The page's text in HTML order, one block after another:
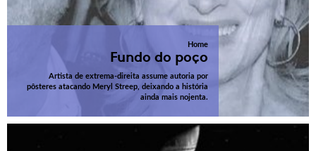
Home
Fundo do poço
Artista de extrema-direita assume autoria por
pôsteres atacando Meryl Streep, deixando a história
ainda mais nojenta.